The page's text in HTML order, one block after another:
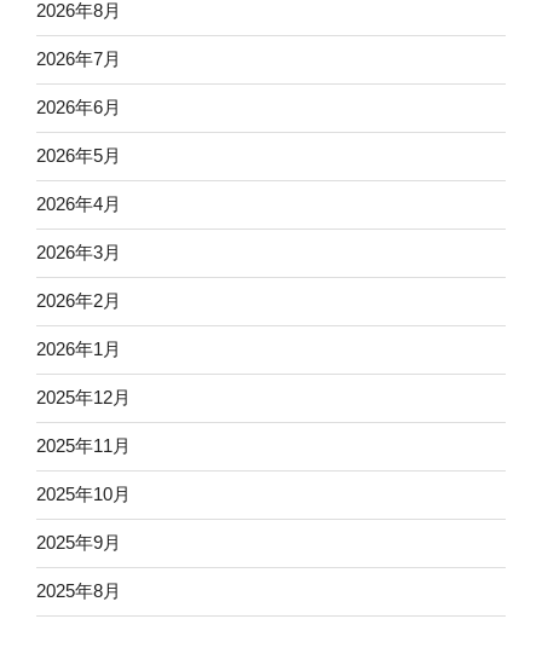
2026年8月
2026年7月
2026年6月
2026年5月
2026年4月
2026年3月
2026年2月
2026年1月
2025年12月
2025年11月
2025年10月
2025年9月
2025年8月